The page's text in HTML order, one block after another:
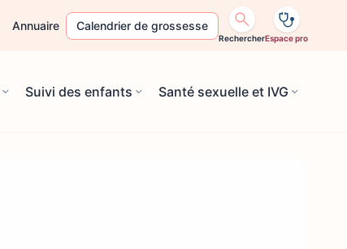
Annuaire Calendrier de grossesse
RechercherEspace pro
Suivi des enfants Santé sexuelle et IVG